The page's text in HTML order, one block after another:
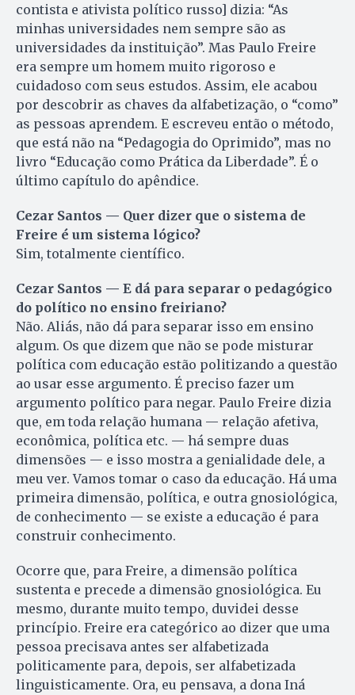
contista e ativista político russo] dizia: “As
minhas universidades nem sempre são as
universidades da instituição”. Mas Paulo Freire
era sempre um homem muito rigoroso e
cuidadoso com seus estudos. Assim, ele acabou
por descobrir as chaves da alfabetização, o “como”
as pessoas aprendem. E escreveu então o método,
que está não na “Peda­go­gia do Oprimido”, mas no
livro “E­ducação como Prática da Liber­da­de”. É o
último capítulo do apêndice.
Cezar Santos — Quer dizer que o sistema de
Freire é um sistema lógico?
Sim, totalmente científico.
Cezar Santos — E dá para separar o pedagógico
do político no ensino freiriano?
Não. Aliás, não dá para separar isso em ensino
algum. Os que dizem que não se pode misturar
política com educação estão politizando a questão
ao usar esse argumento. É preciso fazer um
argumento político para negar. Paulo Freire dizia
que, em toda relação humana — relação afetiva,
econômica, política etc. — há sempre duas
dimensões — e isso mostra a genialidade dele, a
meu ver. Vamos tomar o caso da educação. Há uma
primeira dimensão, política, e outra gnosiológica,
de conhecimento — se existe a educação é para
construir conhecimento.
Ocorre que, para Freire, a dimensão política
sustenta e precede a dimensão gnosiológica. Eu
mesmo, durante muito tempo, duvidei desse
princípio. Freire era categórico ao dizer que uma
pessoa precisava antes ser alfabetizada
politicamente para, depois, ser alfabetizada
linguisticamente. Ora, eu pensava, a dona Iná